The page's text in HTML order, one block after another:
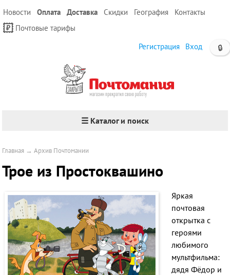
Новости Оплата Доставка Скидки География
Контакты
Почтовые тарифы
🔒
Регистрация Вход
☰ Каталог и поиск
Главная →Архив Почтомании
Трое из Простоквашино
Яркая
почтовая
открытка с
героями
любимого
мультфильма:
дядя Фёдор и